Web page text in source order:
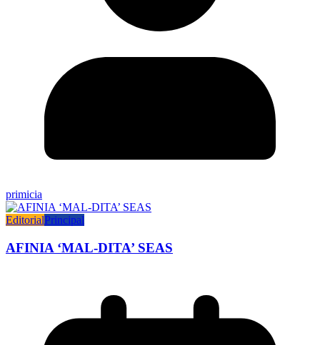
primicia
EditorialPrincipal
AFINIA ‘MAL-DITA’ SEAS